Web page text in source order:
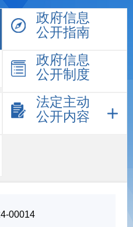
政府信息
公开指南
政府信息
公开制度
法定主动
公开内容
00014